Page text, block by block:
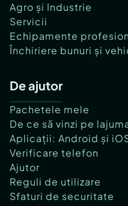
Agro și Industrie
Servicii
Echipamente
Închiriere bunuri și
De ajutor
Pachetele mele
De ce să vinzi pe
Aplicații: Android și
Verificare telefon
Ajutor
Reguli de utilizare
Sfaturi de securitate